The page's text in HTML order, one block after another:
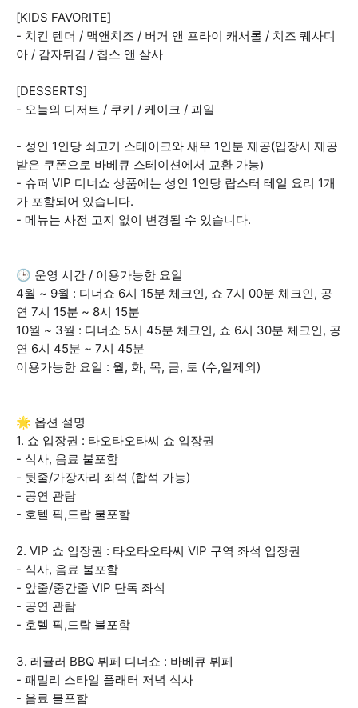
[KIDS FAVORITE]
- 치킨 텐더 / 맥앤치즈 / 버거 앤 프라이 캐서롤 / 치즈 퀘사디
아 / 감자튀김 / 칩스 앤 살사
[DESSERTS]
- 오늘의 디저트 / 쿠키 / 케이크 / 과일
- 성인 1인당 쇠고기 스테이크와 새우 1인분 제공(입장시 제공
받은 쿠폰으로 바베큐 스테이션에서 교환 가능)
- 슈퍼 VIP 디너쇼 상품에는 성인 1인당 랍스터 테일 요리 1개
가 포함되어 있습니다.
- 메뉴는 사전 고지 없이 변경될 수 있습니다.
🕒 운영 시간 / 이용가능한 요일
4월 ~ 9월 : 디너쇼 6시 15분 체크인, 쇼 7시 00분 체크인, 공
연 7시 15분 ~ 8시 15분
10월 ~ 3월 : 디너쇼 5시 45분 체크인, 쇼 6시 30분 체크인, 공
연 6시 45분 ~ 7시 45분
이용가능한 요일 : 월, 화, 목, 금, 토 (수,일제외)
🌟 옵션 설명
1. 쇼 입장권 : 타오타오타씨 쇼 입장권
- 식사, 음료 불포함
- 뒷줄/가장자리 좌석 (합석 가능)
- 공연 관람
- 호텔 픽,드랍 불포함
2. VIP 쇼 입장권 : 타오타오타씨 VIP 구역 좌석 입장권
- 식사, 음료 불포함
- 앞줄/중간줄 VIP 단독 좌석
- 공연 관람
- 호텔 픽,드랍 불포함
3. 레귤러 BBQ 뷔페 디너쇼 : 바베큐 뷔페
- 패밀리 스타일 플래터 저녁 식사
- 음료 불포함